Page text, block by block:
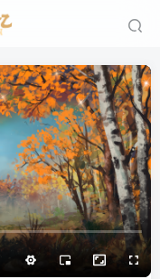
100%
满屏
3/4
25px
极快
适中